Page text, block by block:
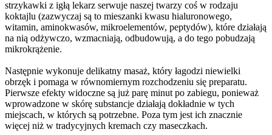
strzykawki z igłą lekarz serwuje naszej twarzy coś w rodzaju
koktajlu (zazwyczaj są to mieszanki kwasu hialuronowego,
witamin, aminokwasów, mikroelementów, peptydów), które działają
na nią odżywczo, wzmacniają, odbudowują, a do tego pobudzają
mikrokrążenie.
Następnie wykonuje delikatny masaż, który łagodzi niewielki
obrzęk i pomaga w równomiernym rozchodzeniu się preparatu.
Pierwsze efekty widoczne są już parę minut po zabiegu, ponieważ
wprowadzone w skórę substancje działają dokładnie w tych
miejscach, w których są potrzebne. Poza tym jest ich znacznie
więcej niż w tradycyjnych kremach czy maseczkach.